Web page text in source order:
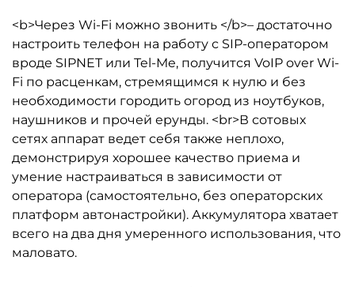
<b>Через Wi-Fi можно звонить </b>– достаточно
настроить телефон на работу с SIP-оператором
вроде SIPNET или Tel-Me, получится VoIP over Wi-
Fi по расценкам, стремящимся к нулю и без
необходимости городить огород из ноутбуков,
наушников и прочей ерунды. <br>В сотовых
сетях аппарат ведет себя также неплохо,
демонстрируя хорошее качество приема и
умение настраиваться в зависимости от
оператора (самостоятельно, без операторских
платформ автонастройки). Аккумулятора хватает
всего на два дня умеренного использования, что
маловато.